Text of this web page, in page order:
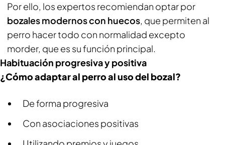
Por ello, los expertos recomiendan optar por
bozales modernos con huecos, que permiten al
perro hacer todo con normalidad excepto
morder, que es su función principal.
Habituación progresiva y positiva
¿Cómo adaptar al perro al uso del bozal?
De forma progresiva
Con asociaciones positivas